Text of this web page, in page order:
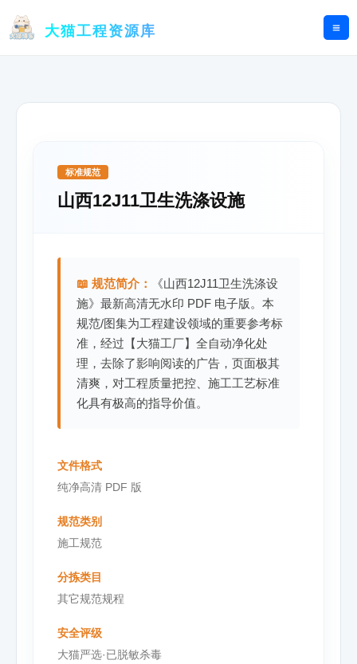
大猫工程资源库
标准规范
山西12J11卫生洗涤设施
📖 规范简介：
《山西12J11卫生洗涤设
施》最新高清无水印 PDF 电子版。本
规范/图集为工程建设领域的重要参考标
准，经过【大猫工厂】全自动净化处
理，去除了影响阅读的广告，页面极其
清爽，对工程质量把控、施工工艺标准
化具有极高的指导价值。
文件格式
纯净高清 PDF 版
规范类别
施工规范
分拣类目
其它规范规程
安全评级
大猫严选·已脱敏杀毒